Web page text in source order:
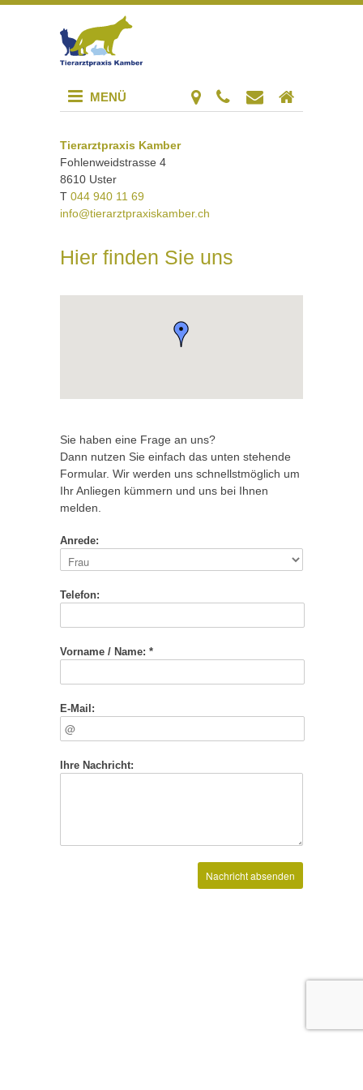
MENÜ
Tierarztpraxis Kamber
Fohlenweidstrasse 4
8610 Uster
T 044 940 11 69
info@tierarztpraxiskamber.ch
Hier finden Sie uns
Sie haben eine Frage an uns?
Dann nutzen Sie einfach das unten stehende
Formular. Wir werden uns schnellstmöglich um
Ihr Anliegen kümmern und uns bei Ihnen
melden.
Anrede:
Telefon:
Vorname / Name: *
E-Mail:
Ihre Nachricht: